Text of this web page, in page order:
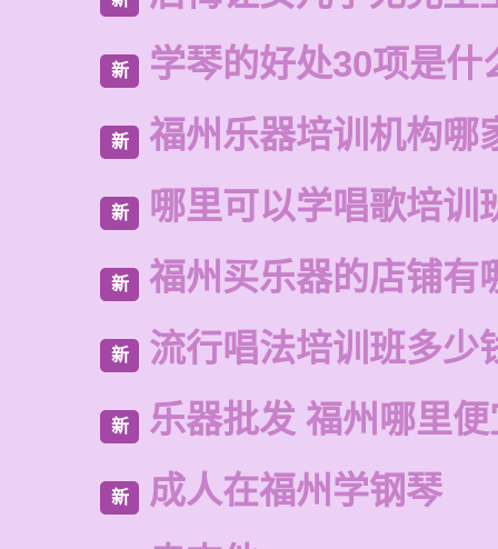
新 学琴的好处30项是什
新 福州乐器培训机构哪
新 哪里可以学唱歌培训
新 福州买乐器的店铺有
新 流行唱法培训班多少
新 乐器批发 福州哪里
新 成人在福州学钢琴